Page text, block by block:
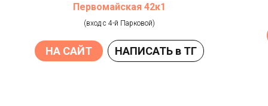
Первомайская 42к1
(вход с 4-й Парковой)
НА САЙТ НАПИСАТЬ в ТГ